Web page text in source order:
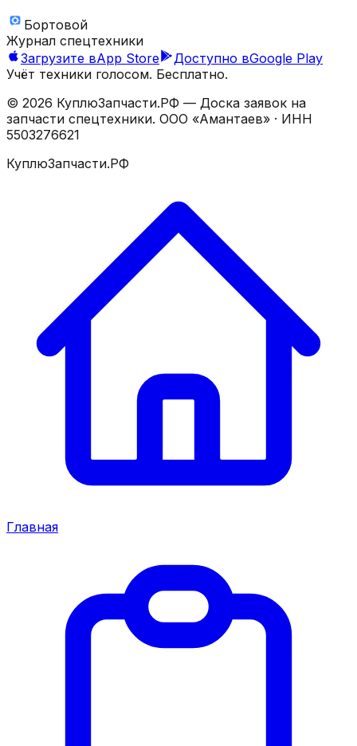
Бортовой
Журнал спецтехники
Загрузите вApp Store Доступно вGoogle Play
Учёт техники голосом. Бесплатно.
© 2026 КуплюЗапчасти.РФ — Доска заявок на
запчасти спецтехники. ООО «Амантаев» · ИНН
5503276621
КуплюЗапчасти.РФ
Главная